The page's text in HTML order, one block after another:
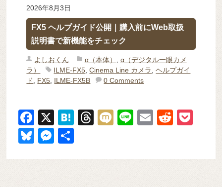
2026年8月3日
FX5 ヘルプガイド公開｜購入前にWeb取扱
説明書で新機能をチェック
よしおくん α（本体）
α（デジタル一眼カメ
ラ）
ILME-FX5 ,Cinema Line カメラ ,ヘルプガイ
ド
FX5 ILME-FX5B 0 Comments
F
a
c
e
X
H
n
T
a
M
Li
E
R
di et
Bl
M
ss